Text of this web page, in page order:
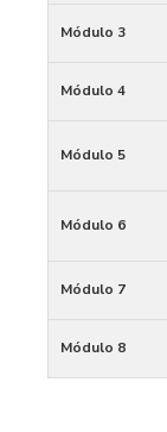
Módulo 3
Módulo 4
Módulo 5
Módulo 6
Módulo 7
Módulo 8